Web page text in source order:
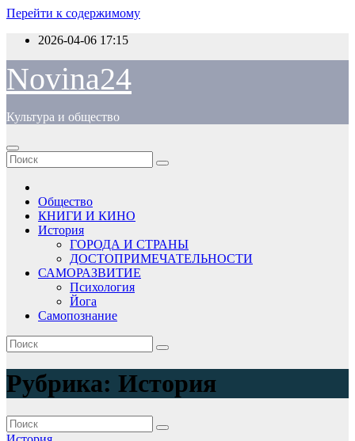
Перейти к содержимому
2026-04-06 17:15
Novina24
Культура и общество
Общество
КНИГИ И КИНО
История
ГОРОДА И СТРАНЫ
ДОСТОПРИМЕЧАТЕЛЬНОСТИ
САМОРАЗВИТИЕ
Психология
Йога
Самопознание
Рубрика: История